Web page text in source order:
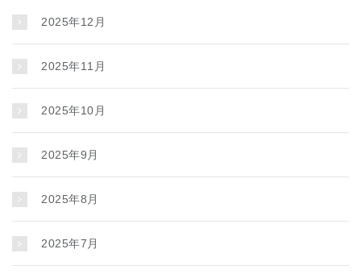
2025年12月
2025年11月
2025年10月
2025年9月
2025年8月
2025年7月